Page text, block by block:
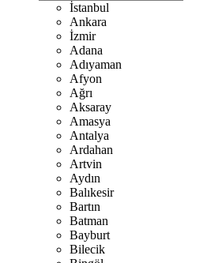
İstanbul
Ankara
İzmir
Adana
Adıyaman
Afyon
Ağrı
Aksaray
Amasya
Antalya
Ardahan
Artvin
Aydın
Balıkesir
Bartın
Batman
Bayburt
Bilecik